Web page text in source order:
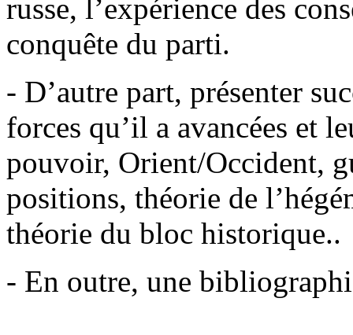
russe, l’expérience des
conquête du parti.
- D’autre part, présenter
forces qu’il a avancées et
pouvoir, Orient/Occident,
positions, théorie de
théorie du bloc historique..
- En outre, une